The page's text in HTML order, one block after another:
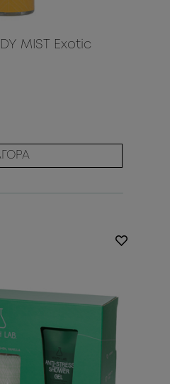
MIST Exotic